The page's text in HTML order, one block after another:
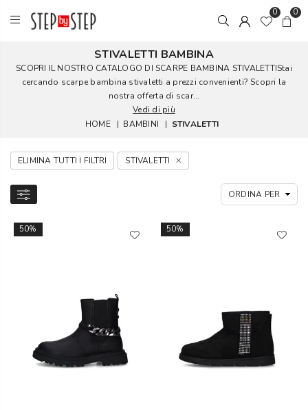
0 0
STIVALETTI BAMBINA
SCOPRI IL NOSTRO CATALOGO DI SCARPE BAMBINA STIVALETTIStai
cercando scarpe bambina stivaletti a prezzi convenienti? Scopri la
nostra offerta di scar...
Vedi di più
HOME
| BAMBINI | STIVALETTI
ELIMINA TUTTI I FILTRI STIVALETTI
50% 50%